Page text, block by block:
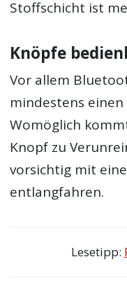
Stoffschicht ist
Knöpfe
Vor allem
mindestens
Womöglich
Knopf zu
vorsichtig mit
entlangfahren.
Lesetipp: